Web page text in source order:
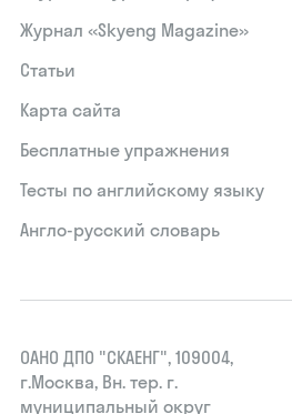
Журнал «Skyeng Magazine»
Статьи
Карта сайта
Бесплатные упражнения
Тесты по английскому языку
Англо-русский словарь
ОАНО ДПО "СКАЕНГ", 109004,
г.Москва, Вн. тер. г.
муниципальный округ